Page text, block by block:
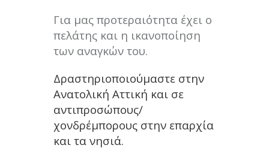
Για μας προτεραιότητα έχει ο
πελάτης και η ικανοποίηση
των αναγκών του.
Δραστηριοποιούμαστε στην
Ανατολική Αττική και σε
αντιπροσώπους/
χονδρέμπορους στην επαρχία
και τα νησιά.